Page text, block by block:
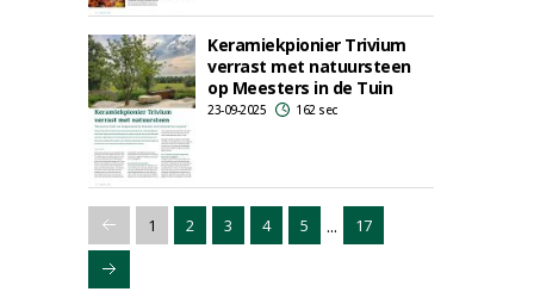
Keramiekpionier Trivium
verrast met natuursteen
op Meesters in de Tuin
23-09-2025 162 sec
1 2 3 4 5 ... 17